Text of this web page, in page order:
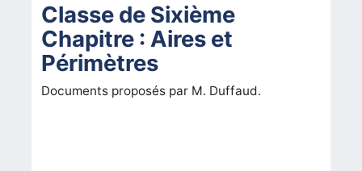
Classe de Sixième
Chapitre : Aires et
Périmètres
Documents proposés par M. Duffaud.